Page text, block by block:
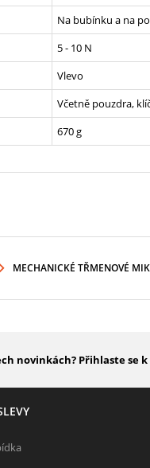
Na bubínku a na
5 - 10 N
Vlevo
Včetně pouzdra,
670 g
MECHANICKÉ TŘMENOVÉ
novinkách? Přihlaste se